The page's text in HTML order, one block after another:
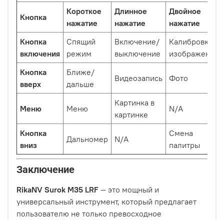
Кнопка
Короткое
нажатие
Длинное
нажатие
Двойное
нажатие
Кнопка
включения
Спящий
режим
Включение/
выключение
Калибровка
изображения
Кнопка
вверх
Ближе/
дальше
Видеозапись Фото
Меню Меню
Картинка в
картинке
N/A
Кнопка
вниз
Дальномер N/A
Смена
палитры
Заключение
RikaNV Surok M35 LRF — это мощный и
универсальный инструмент, который предлагает
пользователю не только превосходное